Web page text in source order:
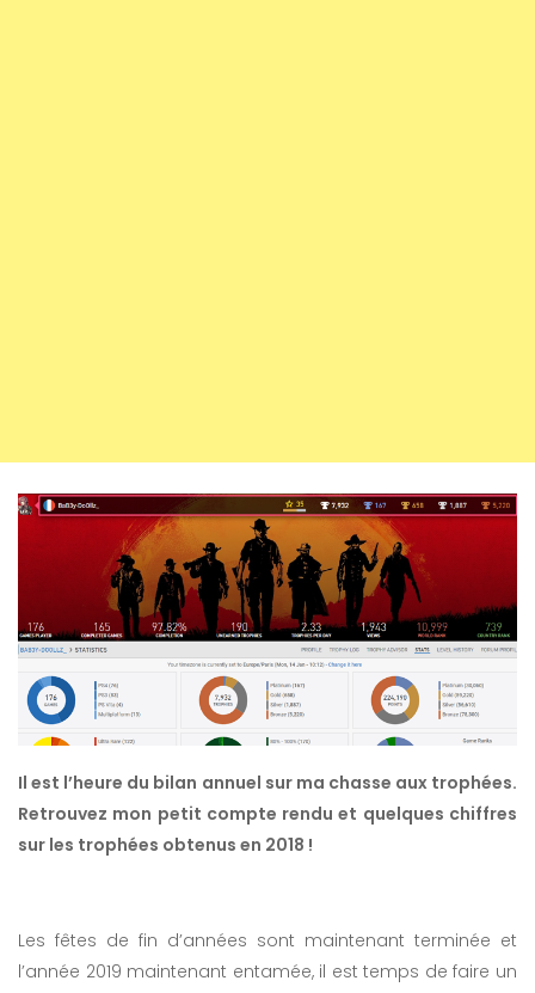
Il est l’heure du bilan annuel sur ma chasse aux trophées.
Retrouvez mon petit compte rendu et quelques chiffres
sur les trophées obtenus en 2018 !
Les fêtes de fin d’années sont maintenant terminée et
l’année 2019 maintenant entamée, il est temps de faire un